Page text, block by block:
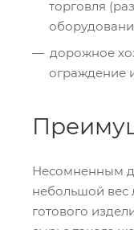
торговля
дорожное
ограждение
Несомненным
небольшой вес
готового